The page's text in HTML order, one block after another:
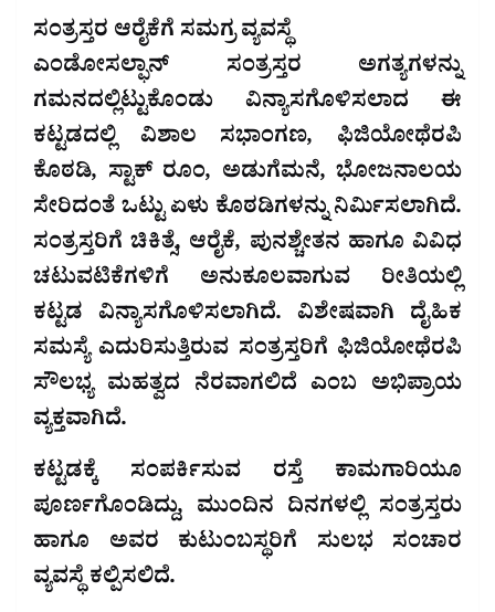
ಸಂತ್ರಸ್ತರ ಆರೈಕೆಗೆ ಸಮಗ್ರ ವ್ಯವಸ್ಥೆ
ಎಂಡೋಸಲ್ಫಾನ್ ಸಂತ್ರಸ್ತರ ಅಗತ್ಯಗಳನ್ನು
ಗಮನದಲ್ಲಿಟ್ಟುಕೊಂಡು ವಿನ್ಯಾಸಗೊಳಿಸಲಾದ ಈ
ಕಟ್ಟಡದಲ್ಲಿ ವಿಶಾಲ ಸಭಾಂಗಣ, ಫಿಜಿಯೋಥೆರಪಿ
ಕೊಠಡಿ, ಸ್ಟಾಕ್ ರೂಂ, ಅಡುಗೆಮನೆ, ಭೋಜನಾಲಯ
ಸೇರಿದಂತೆ ಒಟ್ಟು ಏಳು ಕೊಠಡಿಗಳನ್ನು ನಿರ್ಮಿಸಲಾಗಿದೆ.
ಸಂತ್ರಸ್ತರಿಗೆ ಚಿಕಿತ್ಸೆ, ಆರೈಕೆ, ಪುನಶ್ಚೇತನ ಹಾಗೂ ವಿವಿಧ
ಚಟುವಟಿಕೆಗಳಿಗೆ ಅನುಕೂಲವಾಗುವ ರೀತಿಯಲ್ಲಿ
ಕಟ್ಟಡ ವಿನ್ಯಾಸಗೊಳಿಸಲಾಗಿದೆ. ವಿಶೇಷವಾಗಿ ದೈಹಿಕ
ಸಮಸ್ಯೆ ಎದುರಿಸುತ್ತಿರುವ ಸಂತ್ರಸ್ತರಿಗೆ ಫಿಜಿಯೋಥೆರಪಿ
ಸೌಲಭ್ಯ ಮಹತ್ವದ ನೆರವಾಗಲಿದೆ ಎಂಬ ಅಭಿಪ್ರಾಯ
ವ್ಯಕ್ತವಾಗಿದೆ.
ಕಟ್ಟಡಕ್ಕೆ ಸಂಪರ್ಕಿಸುವ ರಸ್ತೆ ಕಾಮಗಾರಿಯೂ
ಪೂರ್ಣಗೊಂಡಿದ್ದು, ಮುಂದಿನ ದಿನಗಳಲ್ಲಿ ಸಂತ್ರಸ್ತರು
ಹಾಗೂ ಅವರ ಕುಟುಂಬಸ್ಥರಿಗೆ ಸುಲಭ ಸಂಚಾರ
ವ್ಯವಸ್ಥೆ ಕಲ್ಪಿಸಲಿದೆ.